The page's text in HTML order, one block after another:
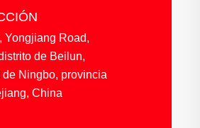
Yongjiang Road,
de Beilun,
de Ningbo, provincia
China